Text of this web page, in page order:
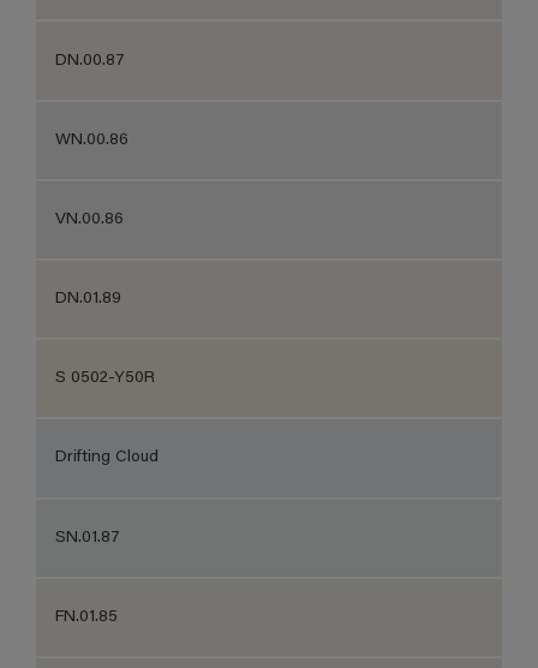
DN.00.87
WN.00.86
VN.00.86
DN.01.89
S 0502-Y50R
Drifting Cloud
SN.01.87
FN.01.85